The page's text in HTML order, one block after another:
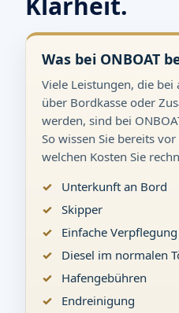
Was bei ONBOAT
Viele Leistungen, die
über Bordkasse oder
werden, sind bei
So wissen Sie bereits
welchen Kosten Sie
Unterkunft an Bord
Skipper
Einfache
Diesel im normalen
Hafengebühren
Endreinigung